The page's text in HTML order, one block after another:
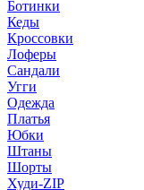
Ботинки
Кеды
Кроссовки
Лоферы
Сандали
Угги
Одежда
Платья
Юбки
Штаны
Шорты
Худи-ZIP